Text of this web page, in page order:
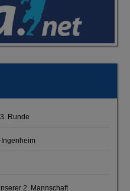
Runde
2. Mannschaft